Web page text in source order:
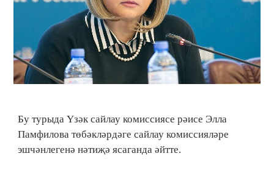
Бу турыда Үзәк сайлау комиссиясе рәисе Элла
Памфилова төбәкләрдәге сайлау комиссияләре
эшчәнлегенә нәтиҗә ясаганда әйтте.